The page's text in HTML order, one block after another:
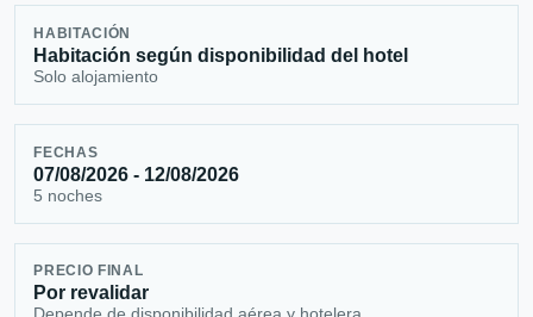
HABITACIÓN
Habitación según disponibilidad del hotel
Solo alojamiento
FECHAS
07/08/2026 - 12/08/2026
5 noches
PRECIO FINAL
Por revalidar